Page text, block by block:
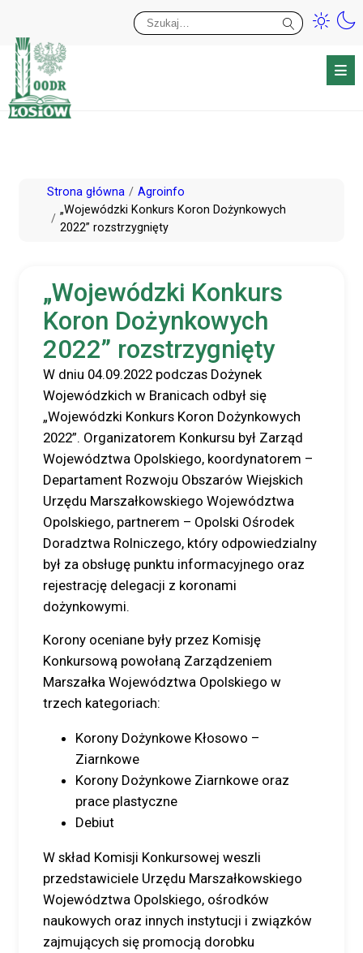
PrzejdźStrona główna
Agroinfo
„Wojewódzki Konkurs Koron Dożynkowych
2022” rozstrzygnięty
„Wojewódzki Konkurs
Koron Dożynkowych
2022” rozstrzygnięty
W dniu 04.09.2022 podczas Dożynek
Wojewódzkich w Branicach odbył się
„Wojewódzki Konkurs Koron Dożynkowych
2022”. Organizatorem Konkursu był Zarząd
Województwa Opolskiego, koordynatorem –
Departament Rozwoju Obszarów Wiejskich
Urzędu Marszałkowskiego Województwa
Opolskiego, partnerem – Opolski Ośrodek
Doradztwa Rolniczego, który odpowiedzialny
był za obsługę punktu informacyjnego oraz
rejestrację delegacji z koronami
dożynkowymi.
Korony oceniane były przez Komisję
Konkursową powołaną Zarządzeniem
Marszałka Województwa Opolskiego w
trzech kategoriach:
Korony Dożynkowe Kłosowo –
Ziarnkowe
Korony Dożynkowe Ziarnkowe oraz
prace plastyczne
Debiut
W skład Komisji Konkursowej weszli
przedstawiciele Urzędu Marszałkowskiego
Województwa Opolskiego, ośrodków
naukowych oraz innych instytucji i związków
zajmujących się promocją dorobku